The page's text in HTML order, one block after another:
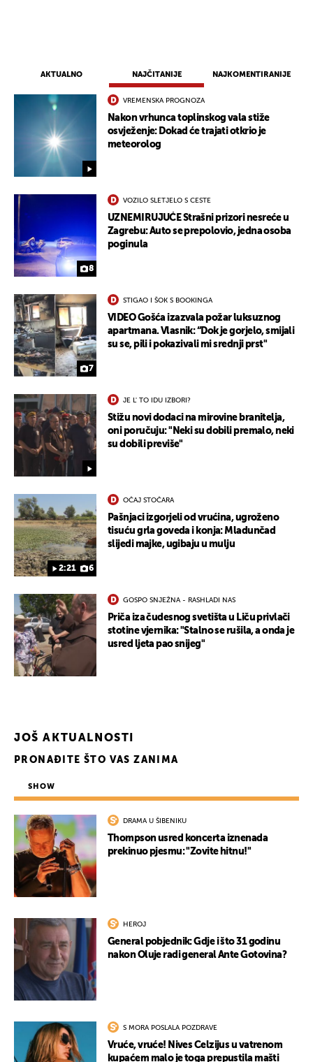
AKTUALNO NAJČITANIJE NAJKOMENTIRANIJE
VREMENSKA PROGNOZA
Nakon vrhunca toplinskog vala stiže
osvježenje: Dokad će trajati otkrio je
meteorolog
8
VOZILO SLETJELO S CESTE
UZNEMIRUJUĆE Strašni prizori nesreće u
Zagrebu: Auto se prepolovio, jedna osoba
poginula
7
STIGAO I ŠOK S BOOKINGA
VIDEO Gošća izazvala požar luksuznog
apartmana. Vlasnik: “Dok je gorjelo, smijali
su se, pili i pokazivali mi srednji prst"
JE L' TO IDU IZBORI?
Stižu novi dodaci na mirovine branitelja,
oni poručuju: "Neki su dobili premalo, neki
su dobili previše"
2:21 6
OČAJ STOČARA
Pašnjaci izgorjeli od vrućina, ugroženo
tisuću grla goveda i konja: Mladunčad
slijedi majke, ugibaju u mulju
GOSPO SNJEŽNA - RASHLADI NAS
Priča iza čudesnog svetišta u Liču privlači
stotine vjernika: "Stalno se rušila, a onda je
usred ljeta pao snijeg"
JOŠ AKTUALNOSTI
PRONAĐITE ŠTO VAS ZANIMA
SHOW
DRAMA U ŠIBENIKU
Thompson usred koncerta iznenada
prekinuo pjesmu: "Zovite hitnu!"
HEROJ
General pobjednik: Gdje i što 31 godinu
nakon Oluje radi general Ante Gotovina?
S MORA POSLALA POZDRAVE
Vruće, vruće! Nives Celzijus u vatrenom
kupaćem malo je toga prepustila mašti
UKLJUČITE NOTIFIKACIJE